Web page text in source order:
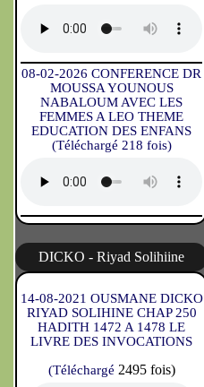
08-02-2026 CONFERENCE DR
MOUSSA YOUNOUS
NABALOUM AVEC LES
FEMMES A LEO THEME
EDUCATION DES ENFANS
(Téléchargé 218 fois)
DICKO - Riyad Solihiine
14-08-2021 OUSMANE DICKO
RIYAD SOLIHINE CHAP 250
HADITH 1472 A 1478 LE
LIVRE DES INVOCATIONS
(Téléchargé 2495 fois)